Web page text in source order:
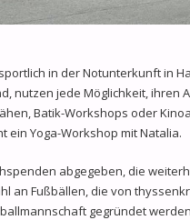
in der Notunterkunft in
nutzen jede Möglichkeit, ihren
Batik-Workshops oder
ein Yoga-Workshop mit Natalia.
abgegeben, die
an Fußbällen, die von
gegründet